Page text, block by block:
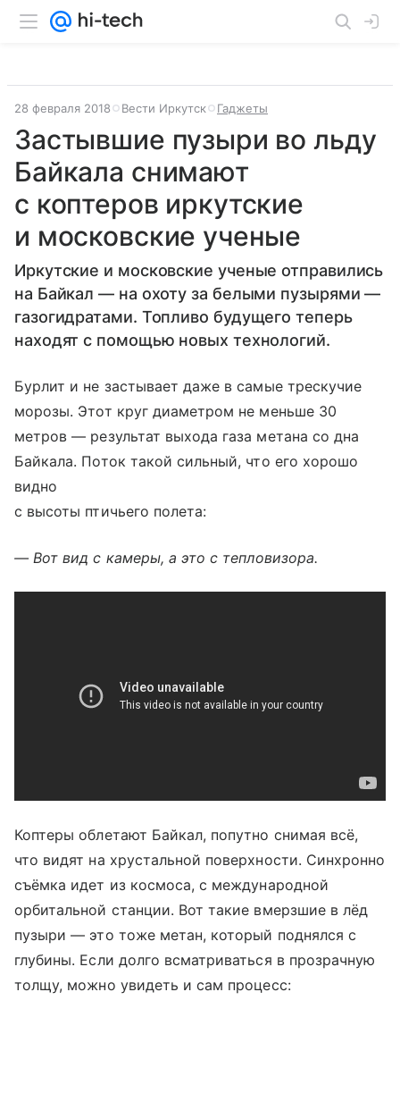
28 февраля 2018 Вести Иркутск Гаджеты
Застывшие пузыри во льду
Байкала снимают
с коптеров иркутские
и московские ученые
Иркутские и московские ученые отправились
на Байкал — на охоту за белыми пузырями —
газогидратами. Топливо будущего теперь
находят с помощью новых технологий.
Бурлит и не застывает даже в самые трескучие
морозы. Этот круг диаметром не меньше 30
метров — результат выхода газа метана со дна
Байкала. Поток такой сильный, что его хорошо
видно
с высоты птичьего полета:
— Вот вид с камеры, а это с тепловизора.
Коптеры облетают Байкал, попутно снимая всё,
что видят на хрустальной поверхности. Синхронно
съёмка идет из космоса, с международной
орбитальной станции. Вот такие вмерзшие в лёд
пузыри — это тоже метан, который поднялся с
глубины. Если долго всматриваться в прозрачную
толщу, можно увидеть и сам процесс: